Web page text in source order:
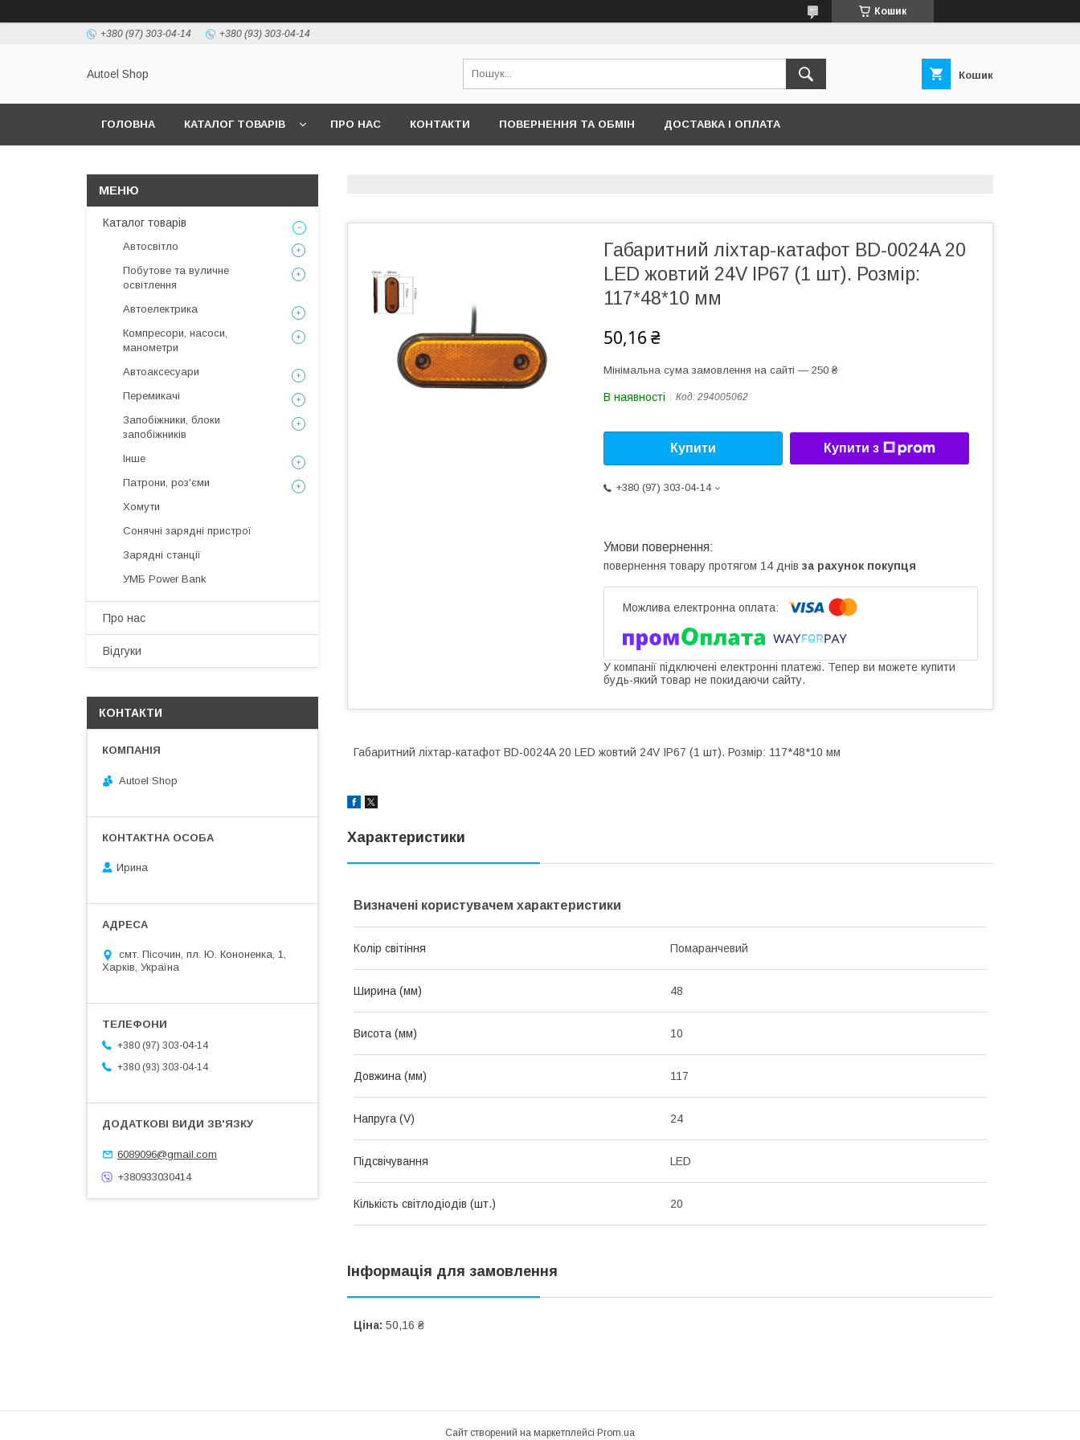
Кошик
+380 (97) 303-04-14 +380 (93) 303-04-14
Autoel Shop Кошик
ГОЛОВНА КАТАЛОГ ТОВАРІВ ПРО НАС КОНТАКТИ ПОВЕРНЕННЯ ТА ОБМІН ДОСТАВКА І ОПЛАТА
Габаритний ліхтар-катафот BD-0024A 20
LED жовтий 24V IP67 (1 шт). Розмір:
117*48*10 мм
50,16 ₴
Мінімальна сума замовлення на сайті — 250 ₴
В наявності Код: 294005062
Купити Купити з
+380 (97) 303-04-14
повернення товару протягом 14 днів за рахунок покупця
У компанії підключені електронні платежі. Тепер ви можете купити
будь-який товар не покидаючи сайту.
Габаритний ліхтар-катафот BD-0024A 20 LED жовтий 24V IP67 (1 шт). Розмір: 117*48*10 мм
Характеристики
Визначені користувачем характеристики
Колір світіння Помаранчевий
Ширина (мм) 48
Висота (мм) 10
Довжина (мм) 117
Напруга (V) 24
Підсвічування LED
Кількість світлодіодів (шт.) 20
Інформація для замовлення
Ціна: 50,16 ₴
Каталог товарів
Автосвітло
Побутове та вуличне
освітлення
Автоелектрика
Компресори, насоси,
манометри
Автоаксесуари
Перемикачі
Запобіжники, блоки
запобіжників
Інше
Патрони, роз'єми
Хомути
Сонячні зарядні пристрої
Зарядні станції
УМБ Power Bank
Про нас
Відгуки
КОНТАКТИ
Autoel Shop
Ирина
смт. Пісочин, пл. Ю. Кононенка, 1,
Харків, Україна
+380 (97) 303-04-14
+380 (93) 303-04-14
6089096@gmail.com
+380933030414
Сайт створений на маркетплейсі Prom.ua